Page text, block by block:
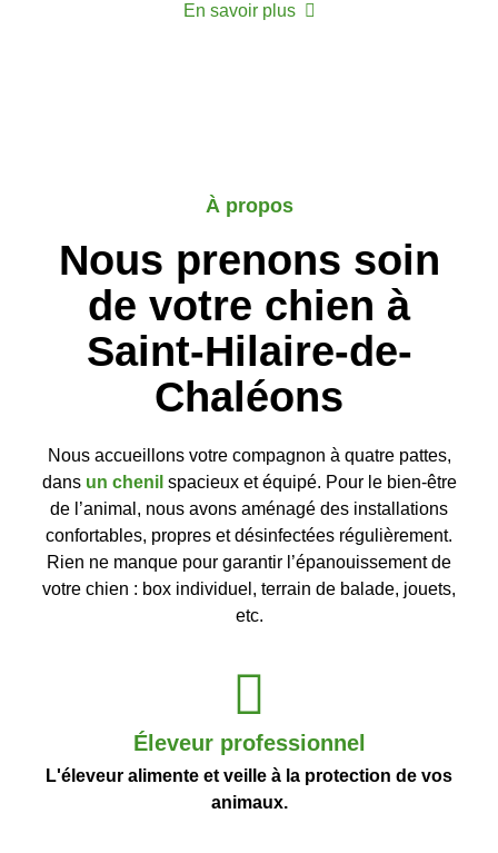
En savoir plus
À propos
Nous prenons soin
de votre chien à
Saint-Hilaire-de-
Chaléons
Nous accueillons votre compagnon à quatre pattes,
dans un chenil spacieux et équipé. Pour le bien-être
de l’animal, nous avons aménagé des installations
confortables, propres et désinfectées régulièrement.
Rien ne manque pour garantir l’épanouissement de
votre chien : box individuel, terrain de balade, jouets,
etc.
Éleveur professionnel
L'éleveur alimente et veille à la protection de vos
animaux.